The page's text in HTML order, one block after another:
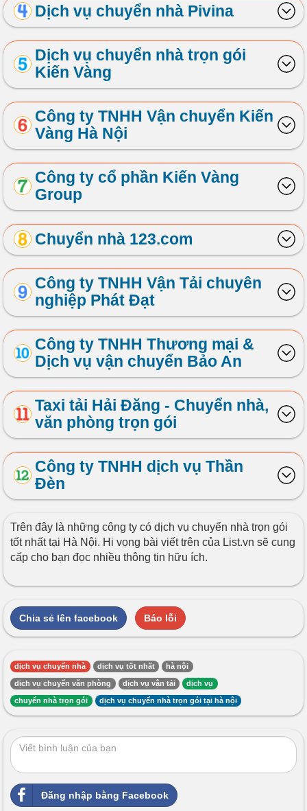
Dịch vụ chuyển nhà Pivina
Dịch vụ chuyển nhà trọn gói
Kiến Vàng
Công ty TNHH Vận chuyển Kiến
Vàng Hà Nội
Công ty cổ phần Kiến Vàng
Group
Chuyển nhà 123.com
Công ty TNHH Vận Tải chuyên
nghiệp Phát Đạt
Công ty TNHH Thương mại &
Dịch vụ vận chuyển Bảo An
Taxi tải Hải Đăng - Chuyển nhà,
văn phòng trọn gói
Công ty TNHH dịch vụ Thần
Đèn
Trên đây là những công ty có dịch vụ chuyển nhà trọn gói
tốt nhất tại Hà Nội. Hi vọng bài viết trên của List.vn sẽ cung
cấp cho bạn đọc nhiều thông tin hữu ích.
Chia sẻ lên facebook Báo lỗi
dịch vụ chuyển nhà dịch vụ tốt nhất hà nội
dịch vụ chuyển văn phòng dịch vụ vận tải dịch vụ
chuyển nhà trọn gói dịch vụ chuyển nhà trọn gói tại hà nội
Đăng nhập bằng Facebook